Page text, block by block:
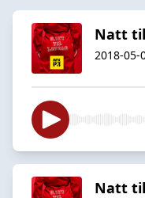
Natt til
2018-05-
Natt til